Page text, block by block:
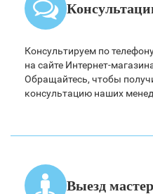
Консультируем по
на сайте Интернет-
Обращайтесь, чтобы
консультацию наших
Выезд